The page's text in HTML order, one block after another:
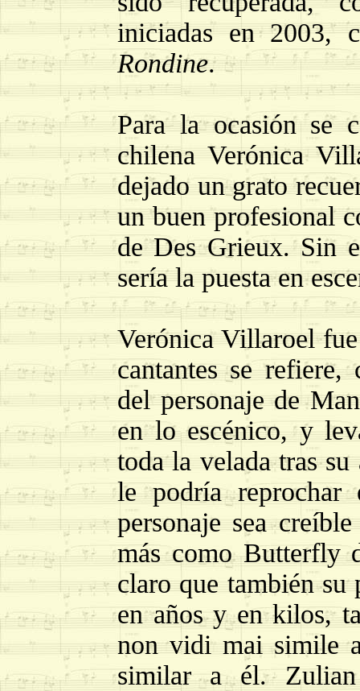
iniciadas en
Rondine.
Para la ocasión se
chilena Verónica
dejado un grato
un buen profesional
de Des Grieux. Sin
sería la puesta en
Verónica Villaroel
cantantes se
del personaje de
en lo escénico, y
toda la velada tras
le podría
personaje sea
más como Butterfly
claro que también su
en años y en kilos,
non vidi mai simile
similar a él.